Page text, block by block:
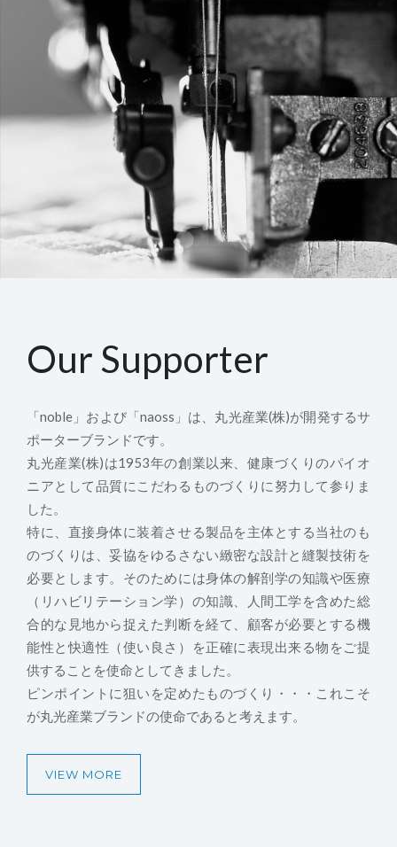
Our Supporter
「noble」および「naoss」は、丸光産業(株)が開発するサ
ポーターブランドです。
丸光産業(株)は1953年の創業以来、健康づくりのパイオ
ニアとして品質にこだわるものづくりに努力して参りま
した。
特に、直接身体に装着させる製品を主体とする当社のも
のづくりは、妥協をゆるさない緻密な設計と縫製技術を
必要とします。そのためには身体の解剖学の知識や医療
（リハビリテーション学）の知識、人間工学を含めた総
合的な見地から捉えた判断を経て、顧客が必要とする機
能性と快適性（使い良さ）を正確に表現出来る物をご提
供することを使命としてきました。
ピンポイントに狙いを定めたものづくり・・・これこそ
が丸光産業ブランドの使命であると考えます。
VIEW MORE